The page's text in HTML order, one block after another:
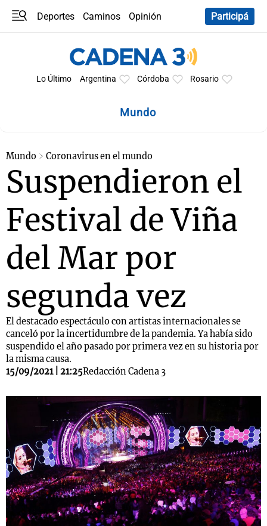
Deportes Caminos
Opinión
Participá
Lo Último Argentina Córdoba Rosario
Mundo
Mundo Coronavirus en el mundo
Suspendieron el
Festival de Viña
del Mar por
segunda vez
El destacado espectáculo con artistas internacionales se
canceló por la incertidumbre de la pandemia. Ya había sido
suspendido el año pasado por primera vez en su historia por
la misma causa.
15/09/2021 | 21:25Redacción Cadena 3